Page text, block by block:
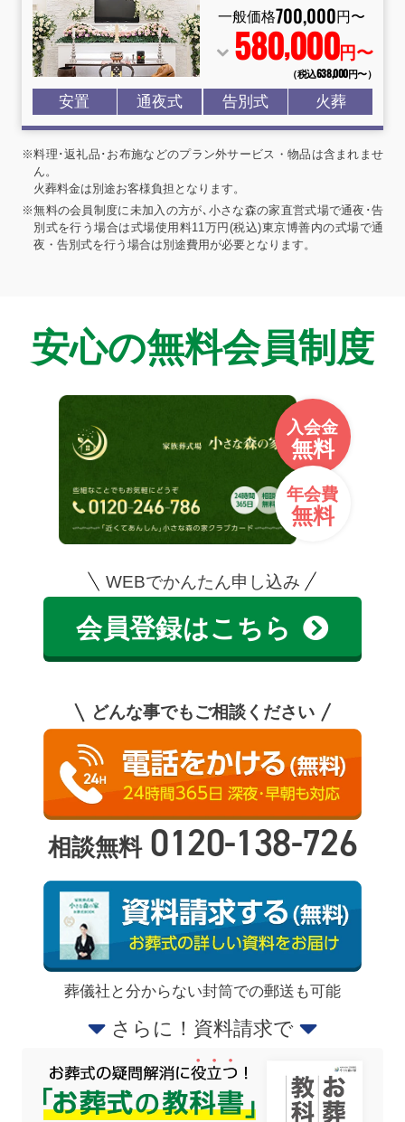
一般価格700,000円〜
580,000円〜
（税込638,000円〜）
安置 通夜式 告別式 火葬
※料理･返礼品･お布施などのプラン外サービス・物品は含まれませ
ん。
火葬料金は別途お客様負担となります。
※無料の会員制度に未加入の方が､小さな森の家直営式場で通夜･告
別式を行う場合は式場使用料11万円(税込)東京博善内の式場で通
夜・告別式を行う場合は別途費用が必要となります。
安心の無料会員制度
入会金
無料
年会費
無料
WEBでかんたん申し込み
会員登録はこちら
どんな事でもご相談ください
相談無料 0120-138-726
葬儀社と分からない封筒での郵送も可能
さらに！資料請求で